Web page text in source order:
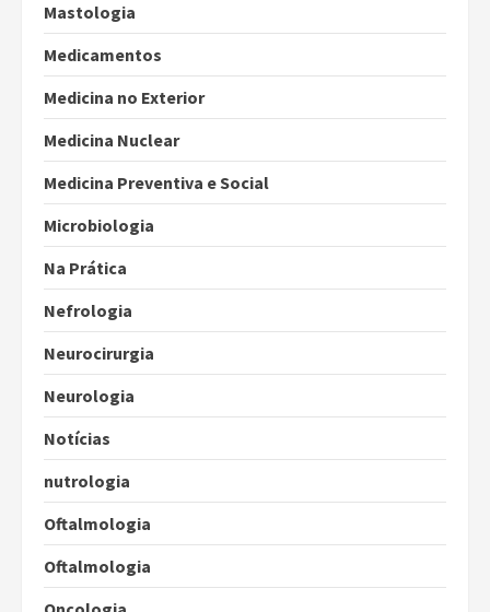
Mastologia
Medicamentos
Medicina no Exterior
Medicina Nuclear
Medicina Preventiva e Social
Microbiologia
Na Prática
Nefrologia
Neurocirurgia
Neurologia
Notícias
nutrologia
Oftalmologia
Oftalmologia